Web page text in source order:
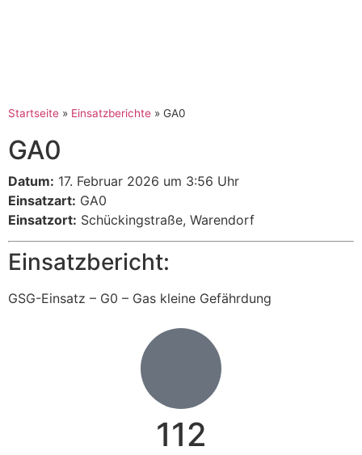
Startseite » Einsatzberichte » GA0
GA0
Datum: 17. Februar 2026 um 3:56 Uhr
Einsatzart: GA0
Einsatzort: Schückingstraße, Warendorf
Einsatzbericht:
GSG-Einsatz – G0 – Gas kleine Gefährdung
112